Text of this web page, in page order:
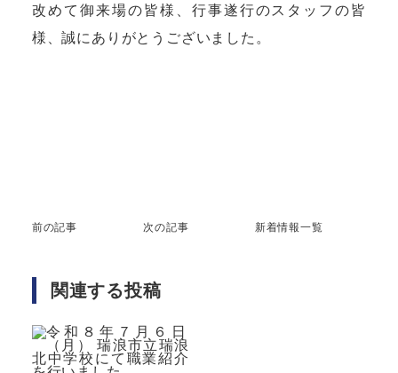
改めて御来場の皆様、行事遂行のスタッフの皆
様、誠にありがとうございました。
前の記事 次の記事 新着情報一覧
関連する投稿